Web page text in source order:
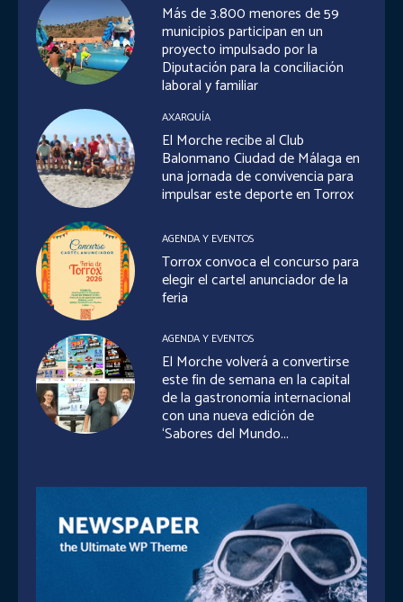
Más de 3.800 menores de 59
municipios participan en un
proyecto impulsado por la
Diputación para la conciliación
laboral y familiar
AXARQUÍA
El Morche recibe al Club
Balonmano Ciudad de Málaga en
una jornada de convivencia para
impulsar este deporte en Torrox
AGENDA Y EVENTOS
Torrox convoca el concurso para
elegir el cartel anunciador de la
feria
AGENDA Y EVENTOS
El Morche volverá a convertirse
este fin de semana en la capital
de la gastronomía internacional
con una nueva edición de
‘Sabores del Mundo...